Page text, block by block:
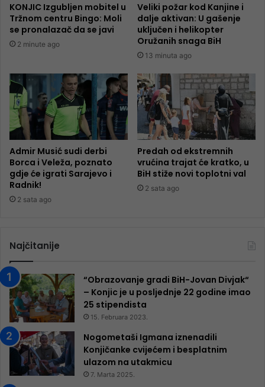
KONJIC Izgubljen mobitel u
Tržnom centru Bingo: Moli
se pronalazač da se javi
2 minute ago
Veliki požar kod Kanjine i
dalje aktivan: U gašenje
uključen i helikopter
Oružanih snaga BiH
13 minuta ago
Admir Musić sudi derbi
Borca i Veleža, poznato
gdje će igrati Sarajevo i
Radnik!
2 sata ago
Predah od ekstremnih
vrućina trajat će kratko, u
BiH stiže novi toplotni val
2 sata ago
Najčitanije
“Obrazovanje gradi BiH-Jovan Divjak“
– Konjic je u posljednje 22 godine imao
25 ​​stipendista
15. Februara 2023.
Nogometaši Igmana iznenadili
Konjičanke cvijećem i besplatnim
ulazom na utakmicu
7. Marta 2025.